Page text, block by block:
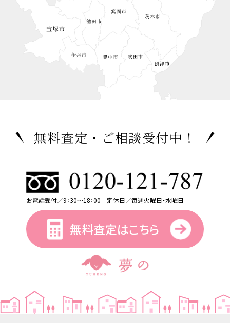
無料査定・ご相談受付中！
お電話受付／9：30～18：00 定休日／毎週火曜日・水曜日
無料査定はこちら